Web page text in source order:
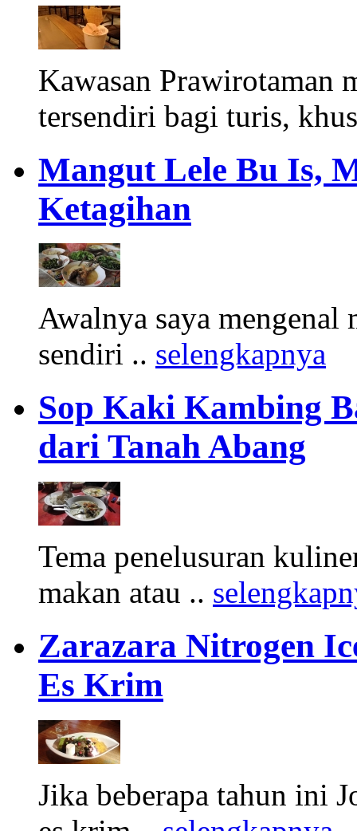
Kawasan Prawirotaman
tersendiri bagi turis,
Mangut Lele Bu Is,
Ketagihan
Awalnya saya mengenal
sendiri .. selengkapnya
Sop Kaki Kambing
dari Tanah Abang
Tema penelusuran
makan atau ..
Zarazara Nitrogen
Es Krim
Jika beberapa tahun ini